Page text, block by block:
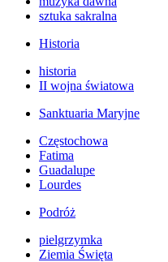
sztuka sakralna
Historia
historia
II wojna światowa
Sanktuaria Maryjne
Częstochowa
Fatima
Guadalupe
Lourdes
Podróż
pielgrzymka
Ziemia Święta